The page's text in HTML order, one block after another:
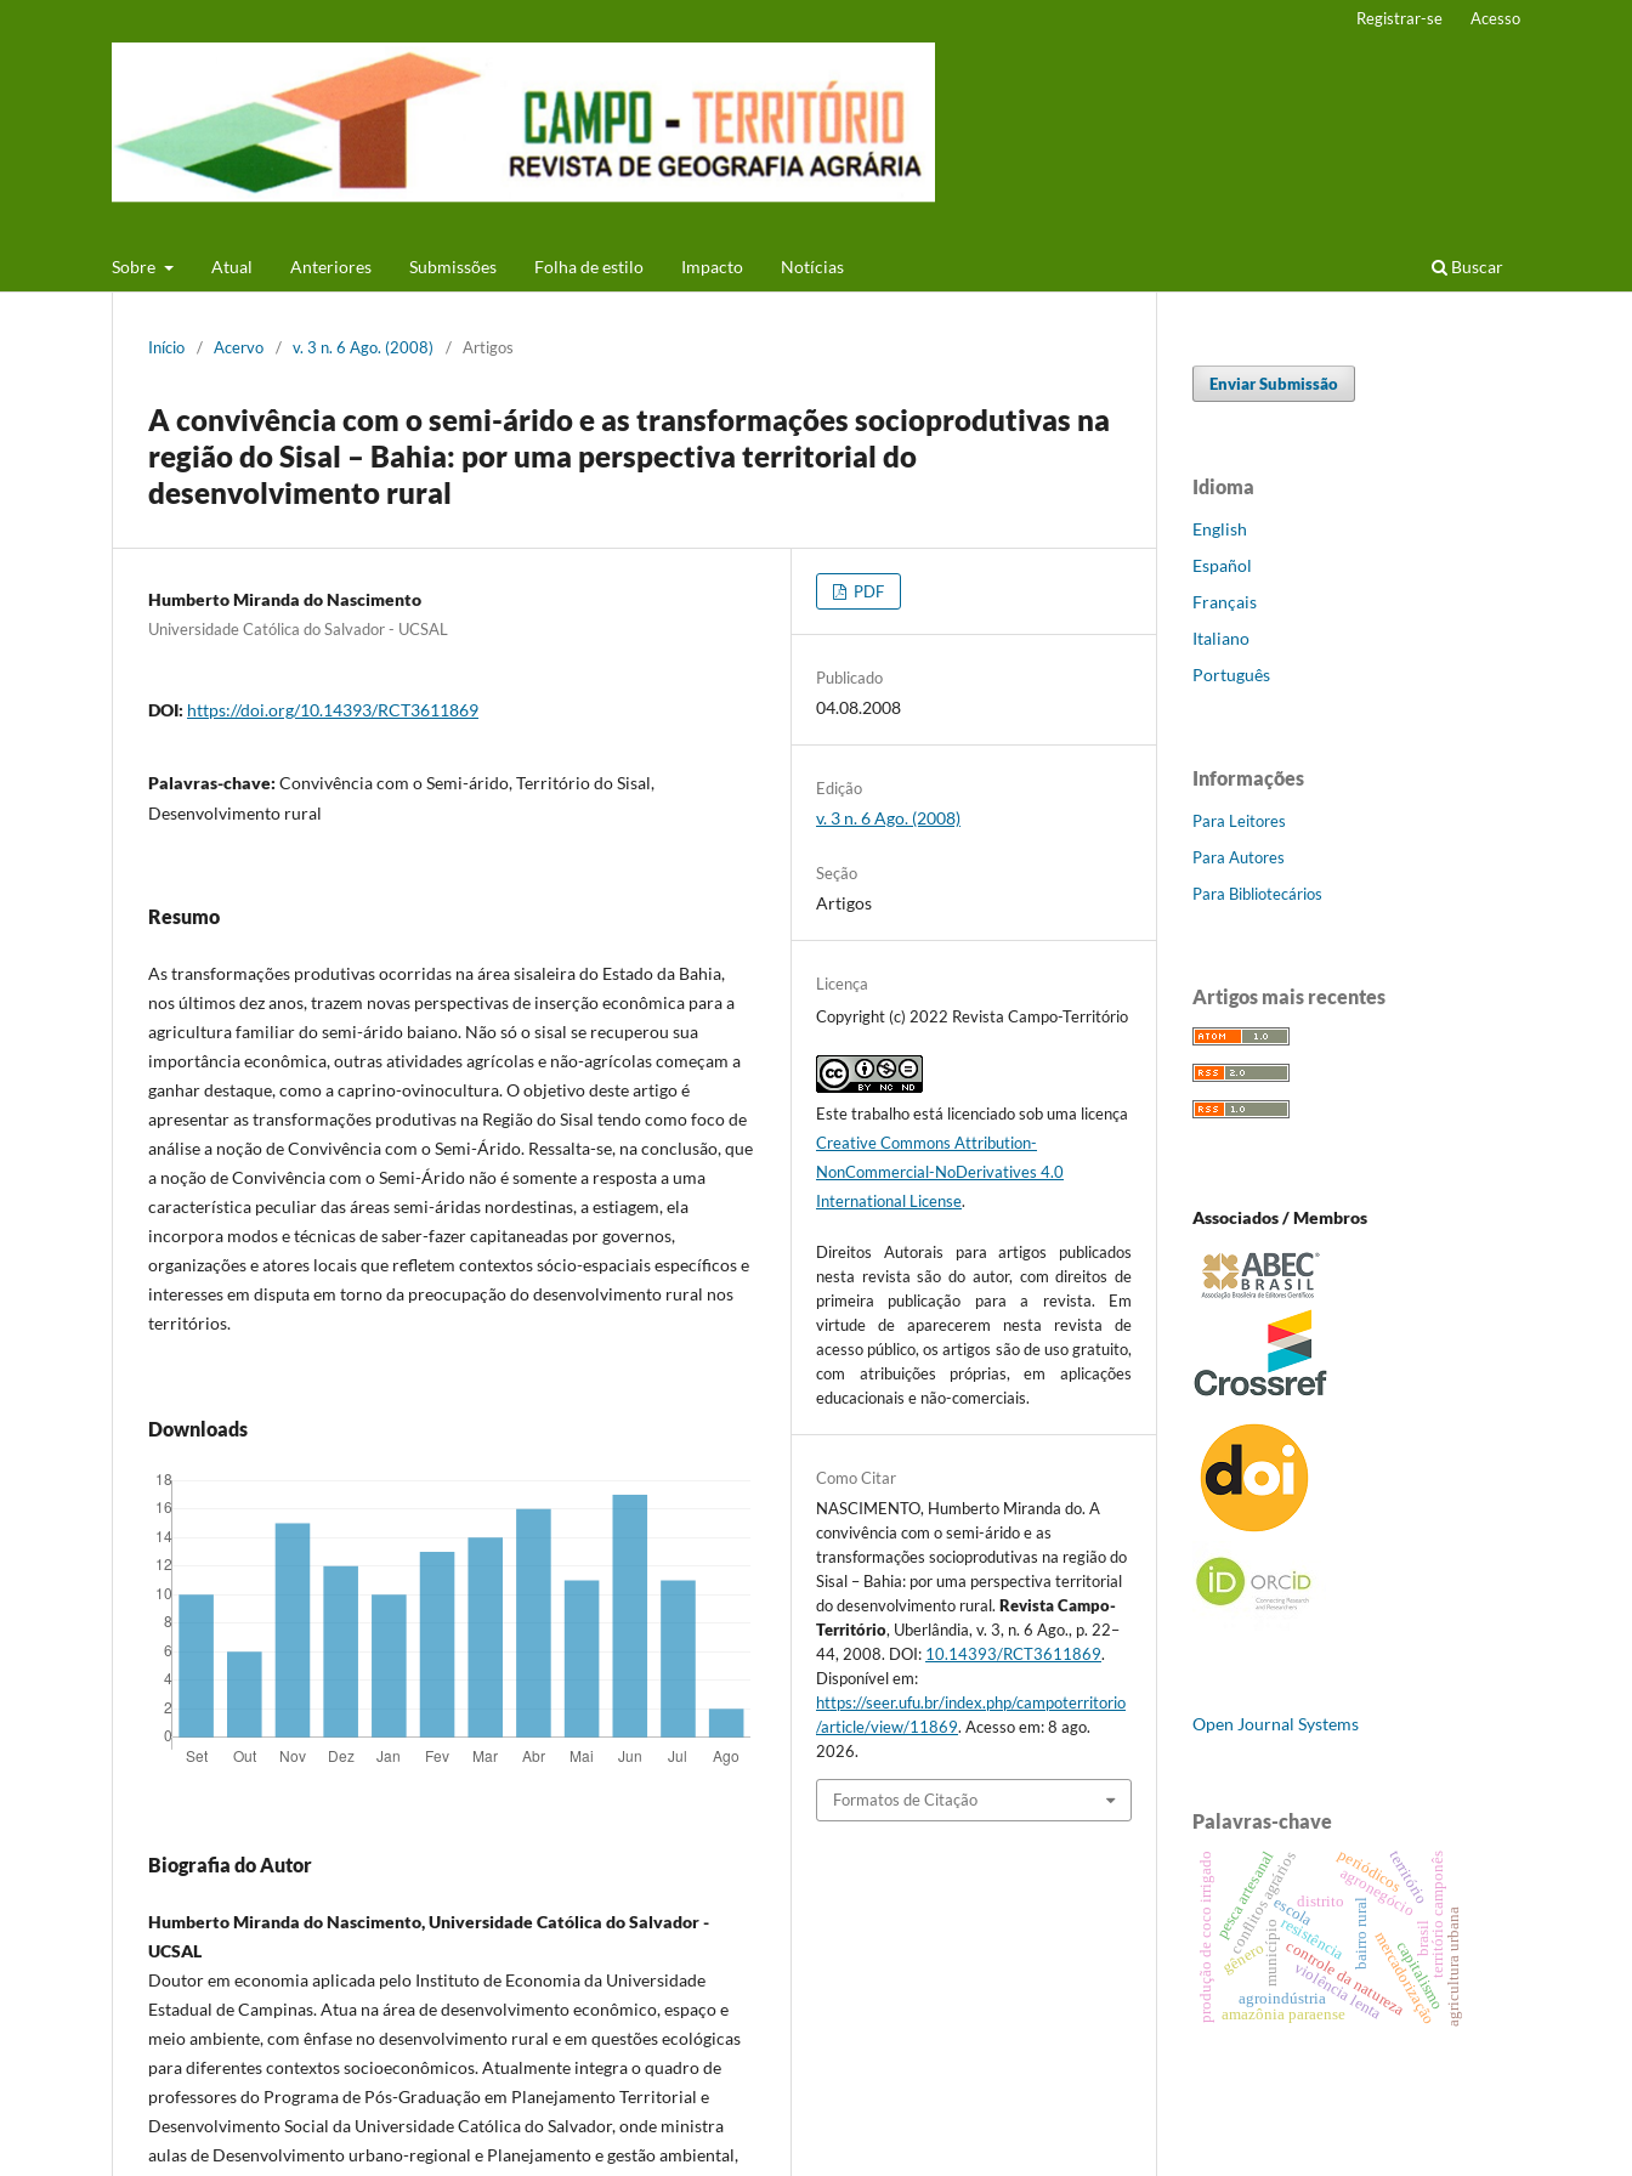
Sobre Atual Anteriores Submissões Folha de estilo Impacto Notícias Buscar
Registrar-se Acesso
Início / Acervo / v. 3 n. 6 Ago. (2008) / Artigos
A convivência com o semi-árido e as transformações socioprodutivas na
região do Sisal – Bahia: por uma perspectiva territorial do
desenvolvimento rural
Humberto Miranda do Nascimento
Universidade Católica do Salvador - UCSAL
DOI: https://doi.org/10.14393/RCT3611869
Palavras-chave: Convivência com o Semi-árido, Território do Sisal,
Desenvolvimento rural
Resumo
As transformações produtivas ocorridas na área sisaleira do Estado da Bahia,
nos últimos dez anos, trazem novas perspectivas de inserção econômica para a
agricultura familiar do semi-árido baiano. Não só o sisal se recuperou sua
importância econômica, outras atividades agrícolas e não-agrícolas começam a
ganhar destaque, como a caprino-ovinocultura. O objetivo deste artigo é
apresentar as transformações produtivas na Região do Sisal tendo como foco de
análise a noção de Convivência com o Semi-Árido. Ressalta-se, na conclusão, que
a noção de Convivência com o Semi-Árido não é somente a resposta a uma
característica peculiar das áreas semi-áridas nordestinas, a estiagem, ela
incorpora modos e técnicas de saber-fazer capitaneadas por governos,
organizações e atores locais que refletem contextos sócio-espaciais específicos e
interesses em disputa em torno da preocupação do desenvolvimento rural nos
territórios.
Downloads
Biografia do Autor
Humberto Miranda do Nascimento, Universidade Católica do Salvador -
UCSAL
Doutor em economia aplicada pelo Instituto de Economia da Universidade
Estadual de Campinas. Atua na área de desenvolvimento econômico, espaço e
meio ambiente, com ênfase no desenvolvimento rural e em questões ecológicas
para diferentes contextos socioeconômicos. Atualmente integra o quadro de
professores do Programa de Pós-Graduação em Planejamento Territorial e
Desenvolvimento Social da Universidade Católica do Salvador, onde ministra
aulas de Desenvolvimento urbano-regional e Planejamento e gestão ambiental,
PDF
Publicado
04.08.2008
Edição
v. 3 n. 6 Ago. (2008)
Seção
Artigos
Licença
Copyright (c) 2022 Revista Campo-Território
Este trabalho está licenciado sob uma licença
Creative Commons Attribution-
NonCommercial-NoDerivatives 4.0
International License.
Direitos Autorais para artigos publicados
nesta revista são do autor, com direitos de
primeira publicação para a revista. Em
virtude de aparecerem nesta revista de
acesso público, os artigos são de uso gratuito,
com atribuições próprias, em aplicações
educacionais e não-comerciais.
Como Citar
NASCIMENTO, Humberto Miranda do. A
convivência com o semi-árido e as
transformações socioprodutivas na região do
Sisal – Bahia: por uma perspectiva territorial
do desenvolvimento rural.Revista Campo-
Território, Uberlândia, v. 3, n. 6 Ago., p. 22–
44, 2008. DOI: 10.14393/RCT3611869.
Disponível em:
https://seer.ufu.br/index.php/campoterritorio
/article/view/11869. Acesso em: 8 ago.
2026.
Formatos de Citação
Enviar Submissão
Idioma
English
Español
Français
Italiano
Português
Informações
Para Leitores
Para Autores
Para Bibliotecários
Artigos mais recentes
Associados / Membros
Open Journal Systems
Palavras-chave
município
distrito bairro rural
escola
resistência
conflitos agrários agronegócio
mercadorização
controle da naturezacapitalismo
território camponês
violência lenta
agroindústria
amazônia paraense
território
gênero
pesca artesanal
produção de coco irrigado periódicos
agricultura urbana
brasil